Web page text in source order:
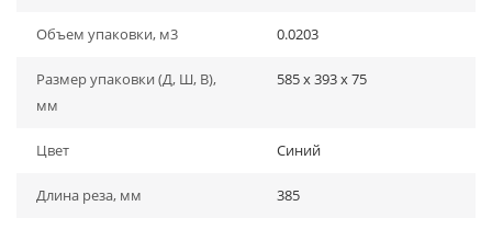
Объем упаковки, м3 0.0203
Размер упаковки (Д, Ш, В),
мм
585 x 393 x 75
Цвет Синий
Длина реза, мм 385